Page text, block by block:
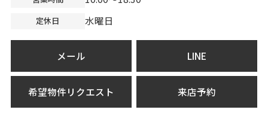
定休日 水曜日
メール LINE
希望物件リクエスト 来店予約